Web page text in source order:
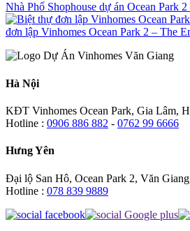
Nhà Phố Shophouse dự án Ocean Park
đơn lập Vinhomes Ocean Park 2 – The
Hà Nội
KĐT Vinhomes Ocean Park, Gia Lâm,
Hotline : 0906 886 882 - 0762 99 6666
Hưng Yên
Đại lộ San Hô, Ocean Park 2, Văn
Hotline : 078 839 9889